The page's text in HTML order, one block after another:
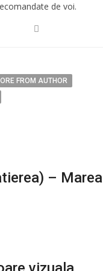
de voi.
FROM AUTHOR
– Marea